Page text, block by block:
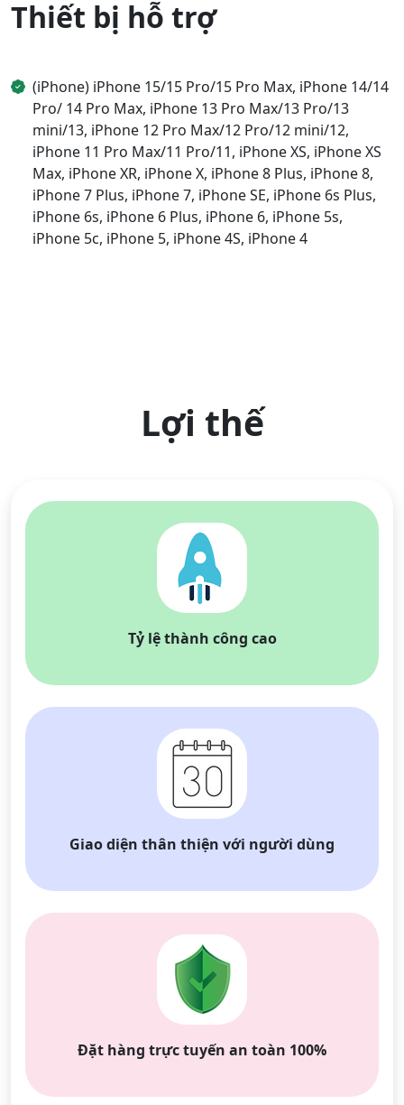
Thiết bị hỗ trợ
(iPhone) iPhone 15/15 Pro/15 Pro Max, iPhone 14/14
Pro/ 14 Pro Max, iPhone 13 Pro Max/13 Pro/13
mini/13, iPhone 12 Pro Max/12 Pro/12 mini/12,
iPhone 11 Pro Max/11 Pro/11, iPhone XS, iPhone XS
Max, iPhone XR, iPhone X, iPhone 8 Plus, iPhone 8,
iPhone 7 Plus, iPhone 7, iPhone SE, iPhone 6s Plus,
iPhone 6s, iPhone 6 Plus, iPhone 6, iPhone 5s,
iPhone 5c, iPhone 5, iPhone 4S, iPhone 4
Lợi thế
Tỷ lệ thành công cao
Giao diện thân thiện với người dùng
Đặt hàng trực tuyến an toàn 100%